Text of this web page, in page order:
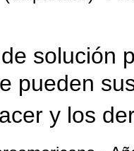
solución
pueden
y los